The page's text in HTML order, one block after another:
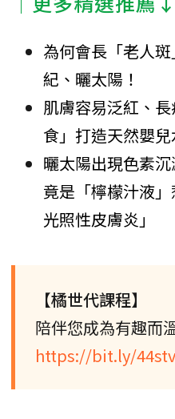
為何會長「老人
紀、曬太陽！
肌膚容易泛紅、
食」打造天然嬰兒
曬太陽出現色素
竟是「檸檬汁液
光照性皮膚炎」
【橘世代課程】
陪伴您成為有趣而
https://bit.ly/